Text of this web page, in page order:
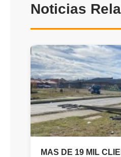
Noticias
MAS DE 19 MIL